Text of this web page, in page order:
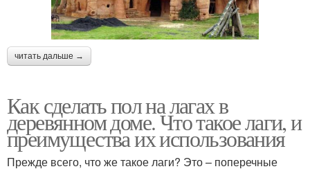
читать дальше →
Как сделать пол на лагах в
деревянном доме. Что такое лаги, и
преимущества их использования
Прежде всего, что же такое лаги? Это – поперечные